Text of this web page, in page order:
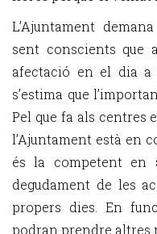
L’Ajuntament
sent conscients que
afectació en el dia
s’estima que
Pel que fa als centres
l’Ajuntament està en
és la competent en
degudament de les
propers dies. En
podran prendre altres